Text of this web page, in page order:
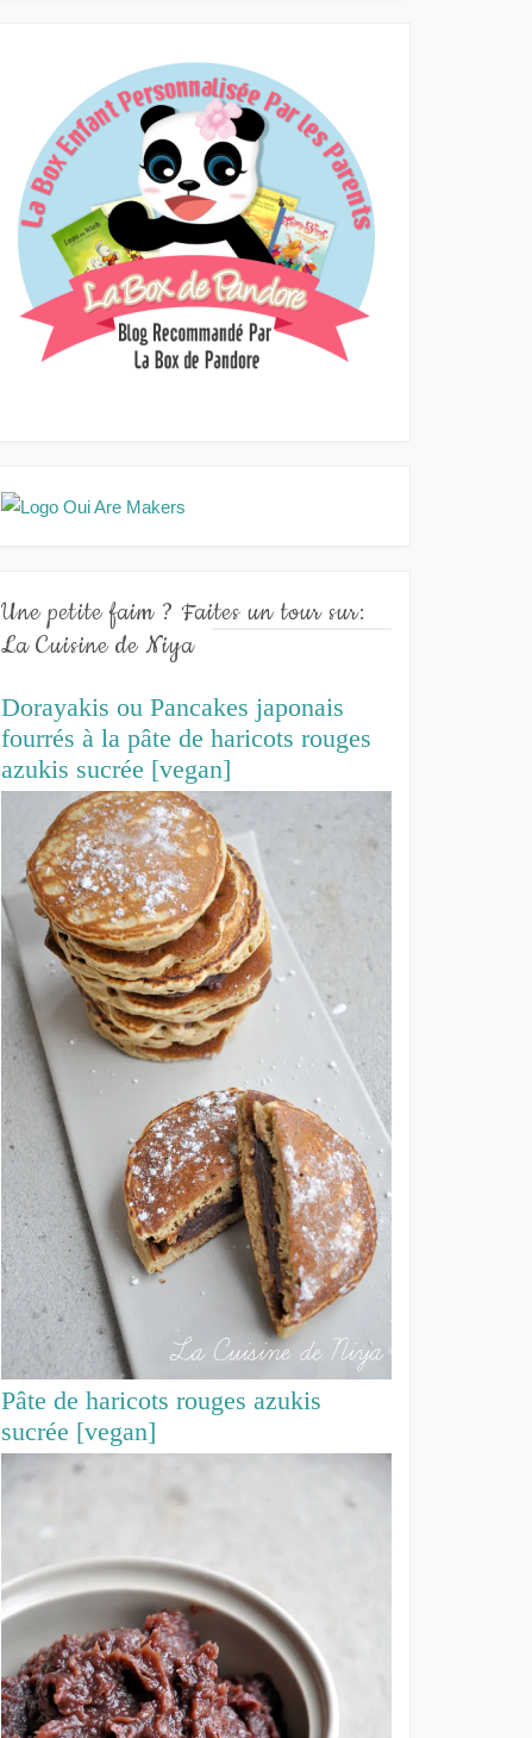
Une petite faim ? Faites un tour sur:
La Cuisine de Niya
Dorayakis ou Pancakes japonais
fourrés à la pâte de haricots rouges
azukis sucrée [vegan]
Pâte de haricots rouges azukis
sucrée [vegan]